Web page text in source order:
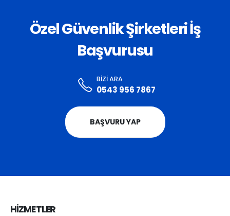
Özel Güvenlik Şirketleri İş
Başvurusu
BIZI ARA
0543 956 7867
BAŞVURU YAP
HİZMETLER